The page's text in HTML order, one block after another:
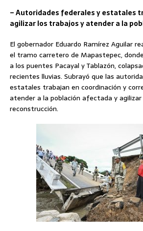
– Autoridades federales y estatales
agilizar los trabajos y atender a la
El gobernador Eduardo Ramírez Aguilar
el tramo carretero de Mapastepec,
a los puentes Pacayal y Tablazón,
recientes lluvias. Subrayó que las
estatales trabajan en coordinación y
atender a la población afectada y agilizar
reconstrucción.